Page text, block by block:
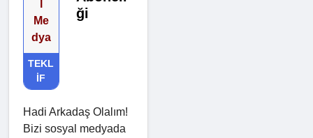
Me
dya
TEKL
IF
ği
Hadi Arkadaş Olalım!
Bizi sosyal medyada